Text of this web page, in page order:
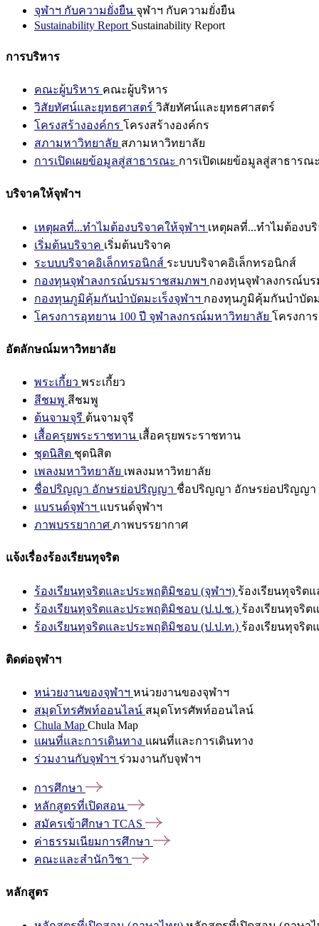
จุฬาฯ กับความยั่งยืน จุฬาฯ กับความยั่งยืน
Sustainability Report Sustainability Report
การบริหาร
คณะผู้บริหาร คณะผู้บริหาร
วิสัยทัศน์และยุทธศาสตร์ วิสัยทัศน์และยุทธศาสตร์
โครงสร้างองค์กร โครงสร้างองค์กร
สภามหาวิทยาลัย สภามหาวิทยาลัย
การเปิดเผยข้อมูลสู่สาธารณะ การเปิดเผยข้อมูลสู่สาธารณ
บริจาคให้จุฬาฯ
เหตุผลที่...ทำไมต้องบริจาคให้จุฬาฯ เหตุผลที่...ทำไมต้องบ
เริ่มต้นบริจาค เริ่มต้นบริจาค
ระบบบริจาคอิเล็กทรอนิกส์ ระบบบริจาคอิเล็กทรอนิกส์
กองทุนจุฬาลงกรณ์บรมราชสมภพฯ กองทุนจุฬาลงกรณ์บ
กองทุนภูมิคุ้มกันบำบัดมะเร็งจุฬาฯ กองทุนภูมิคุ้มกันบำบัดม
โครงการอุทยาน 100 ปี จุฬาลงกรณ์มหาวิทยาลัย โครงกา
อัตลักษณ์มหาวิทยาลัย
พระเกี้ยว พระเกี้ยว
สีชมพู สีชมพู
ต้นจามจุรี ต้นจามจุรี
เสื้อครุยพระราชทาน เสื้อครุยพระราชทาน
ชุดนิสิต ชุดนิสิต
เพลงมหาวิทยาลัย เพลงมหาวิทยาลัย
ชื่อปริญญา อักษรย่อปริญญา ชื่อปริญญา อักษรย่อปริญญา
แบรนด์จุฬาฯ แบรนด์จุฬาฯ
ภาพบรรยากาศ ภาพบรรยากาศ
แจ้งเรื่องร้องเรียนทุจริต
ร้องเรียนทุจริตและประพฤติมิชอบ (จุฬาฯ) ร้องเรียนทุจริต
ร้องเรียนทุจริตและประพฤติมิชอบ (ป.ป.ช.) ร้องเรียนทุจริ
ร้องเรียนทุจริตและประพฤติมิชอบ (ป.ป.ท.) ร้องเรียนทุจริ
ติดต่อจุฬาฯ
หน่วยงานของจุฬาฯ หน่วยงานของจุฬาฯ
สมุดโทรศัพท์ออนไลน์ สมุดโทรศัพท์ออนไลน์
Chula Map Chula Map
แผนที่และการเดินทาง แผนที่และการเดินทาง
ร่วมงานกับจุฬาฯ ร่วมงานกับจุฬาฯ
การศึกษา
หลักสูตรที่เปิดสอน
สมัครเข้าศึกษา TCAS
ค่าธรรมเนียมการศึกษา
คณะและสำนักวิชา
หลักสูตร